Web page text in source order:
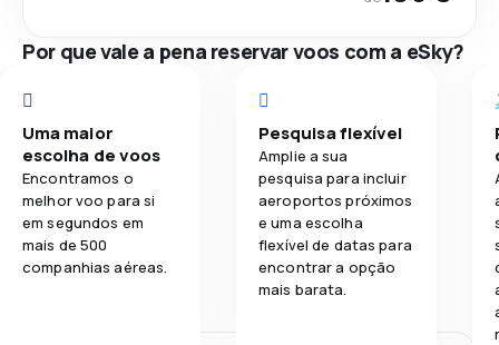
Por que vale a pena reservar voos com a eSky?
Uma maior
escolha de voos
Encontramos o
melhor voo para si
em segundos em
mais de 500
companhias aéreas.
Pesquisa flexível
Amplie a sua
pesquisa para incluir
aeroportos próximos
e uma escolha
flexível de datas para
encontrar a opção
mais barata.